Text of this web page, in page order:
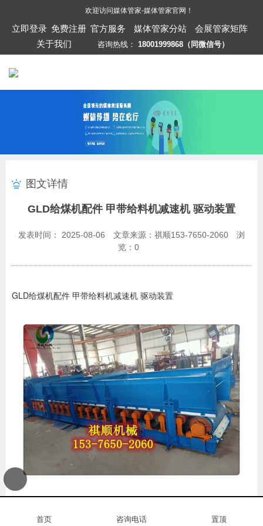
欢迎访问媒体管家-媒体管家官网 ！
立即登录 免费注册 官方服务 媒体管家分站
会展管家矩阵
关于我们
咨询热线： 18001999868（同微信号）
图文详情
GLD给煤机配件 甲带给料机减速机 驱动装置
发表时间： 2025-08-06 文章来源：祺顺153-7650-2060
浏
览： 0
GLD给煤机配件 甲带给料机减速机 驱动装置
首页 咨询电话 置顶